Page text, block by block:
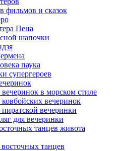
фильмов и сказок
Пена
шапочки
паука
супергероев
в морском стиле
вечеринок
вечеринки
для вечеринки
танцев живота
танцев